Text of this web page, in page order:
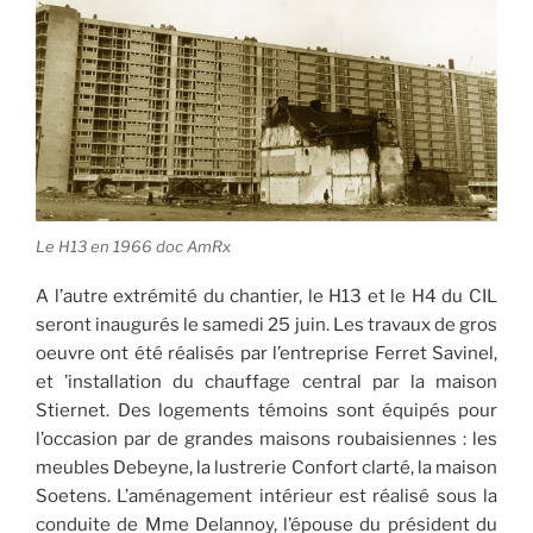
Le H13 en 1966 doc AmRx
A l’autre extrémité du chantier, le H13 et le H4 du CIL
seront inaugurés le samedi 25 juin. Les travaux de gros
oeuvre ont été réalisés par l’entreprise Ferret Savinel,
et ’installation du chauffage central par la maison
Stiernet. Des logements témoins sont équipés pour
l’occasion par de grandes maisons roubaisiennes : les
meubles Debeyne, la lustrerie Confort clarté, la maison
Soetens. L’aménagement intérieur est réalisé sous la
conduite de Mme Delannoy, l’épouse du président du